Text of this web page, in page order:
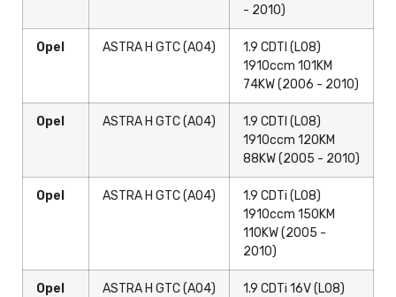
- 2010)
Opel ASTRA H GTC (A04)
1.9 CDTI (L08)
1910ccm 101KM
74KW (2006 - 2010)
Opel ASTRA H GTC (A04)
1.9 CDTI (L08)
1910ccm 120KM
88KW (2005 - 2010)
Opel ASTRA H GTC (A04)
1.9 CDTi (L08)
1910ccm 150KM
110KW (2005 -
2010)
Opel ASTRA H GTC (A04)
1.9 CDTi 16V (L08)